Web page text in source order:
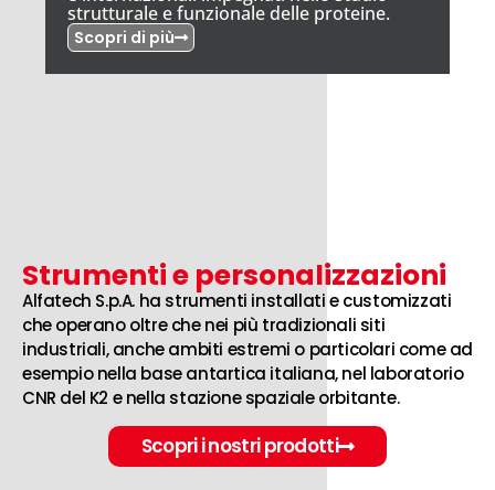
strutturale e funzionale delle proteine.
Scopri di più
Strumenti e personalizzazioni
Alfatech S.p.A. ha strumenti installati e customizzati
che operano oltre che nei più tradizionali siti
industriali, anche ambiti estremi o particolari come ad
esempio nella base antartica italiana, nel laboratorio
CNR del K2 e nella stazione spaziale orbitante.
Scopri i nostri prodotti